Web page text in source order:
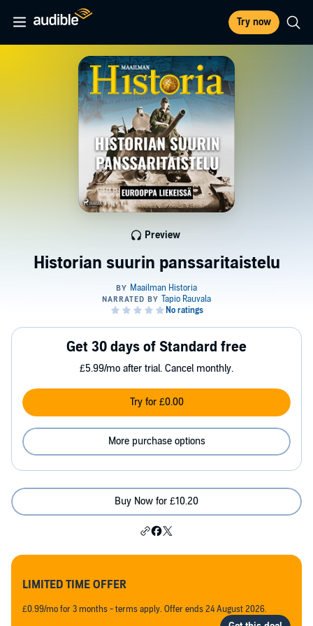
Try now
Historian suurin panssaritaistelu
Preview
Get 30 days of Standard free
£5.99/mo after trial. Cancel monthly.
Try for £0.00
More purchase options
Buy Now for £10.20
LIMITED TIME OFFER
£0.99/mo for 3 months - terms apply. Offer ends 24 August 2026.